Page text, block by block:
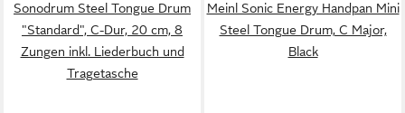
Sonodrum Steel Tongue Drum
"Standard", C-Dur, 20 cm, 8
Zungen inkl. Liederbuch und
Tragetasche
Meinl Sonic Energy Handpan Mini
Steel Tongue Drum, C Major,
Black